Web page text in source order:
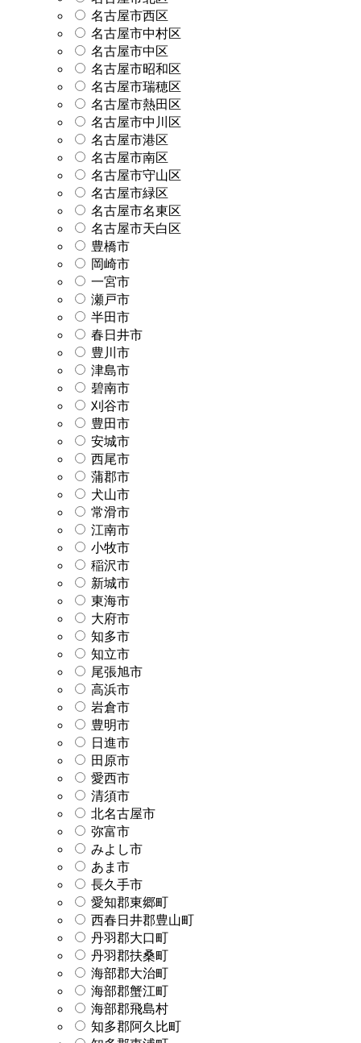
名古屋市西区
名古屋市中村区
名古屋市中区
名古屋市昭和区
名古屋市瑞穂区
名古屋市熱田区
名古屋市中川区
名古屋市港区
名古屋市南区
名古屋市守山区
名古屋市緑区
名古屋市名東区
名古屋市天白区
豊橋市
岡崎市
一宮市
瀬戸市
半田市
春日井市
豊川市
津島市
碧南市
刈谷市
豊田市
安城市
西尾市
蒲郡市
犬山市
常滑市
江南市
小牧市
稲沢市
新城市
東海市
大府市
知多市
知立市
尾張旭市
高浜市
岩倉市
豊明市
日進市
田原市
愛西市
清須市
北名古屋市
弥富市
みよし市
あま市
長久手市
愛知郡東郷町
西春日井郡豊山町
丹羽郡大口町
丹羽郡扶桑町
海部郡大治町
海部郡蟹江町
海部郡飛島村
知多郡阿久比町